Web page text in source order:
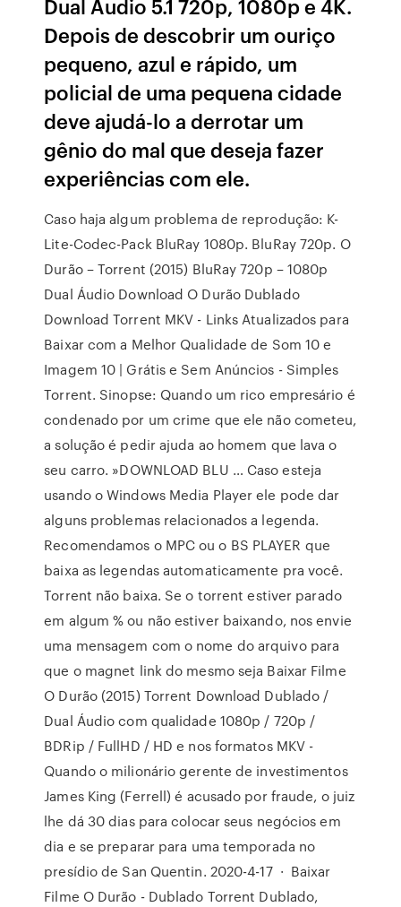
Dual Áudio 5.1 720p, 1080p e 4K.
Depois de descobrir um ouriço
pequeno, azul e rápido, um
policial de uma pequena cidade
deve ajudá-lo a derrotar um
gênio do mal que deseja fazer
experiências com ele.
Caso haja algum problema de reprodução: K-
Lite-Codec-Pack BluRay 1080p. BluRay 720p. O
Durão – Torrent (2015) BluRay 720p – 1080p
Dual Áudio Download O Durão Dublado
Download Torrent MKV - Links Atualizados para
Baixar com a Melhor Qualidade de Som 10 e
Imagem 10 | Grátis e Sem Anúncios - Simples
Torrent. Sinopse: Quando um rico empresário é
condenado por um crime que ele não cometeu,
a solução é pedir ajuda ao homem que lava o
seu carro. »DOWNLOAD BLU … Caso esteja
usando o Windows Media Player ele pode dar
alguns problemas relacionados a legenda.
Recomendamos o MPC ou o BS PLAYER que
baixa as legendas automaticamente pra você.
Torrent não baixa. Se o torrent estiver parado
em algum % ou não estiver baixando, nos envie
uma mensagem com o nome do arquivo para
que o magnet link do mesmo seja Baixar Filme
O Durão (2015) Torrent Download Dublado /
Dual Áudio com qualidade 1080p / 720p /
BDRip / FullHD / HD e nos formatos MKV -
Quando o milionário gerente de investimentos
James King (Ferrell) é acusado por fraude, o juiz
lhe dá 30 dias para colocar seus negócios em
dia e se preparar para uma temporada no
presídio de San Quentin. 2020-4-17 · Baixar
Filme O Durão - Dublado Torrent Dublado,